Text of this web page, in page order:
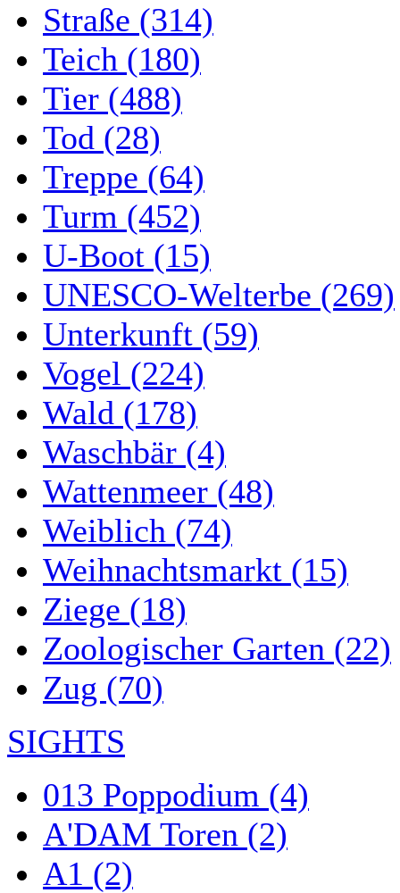
Straße (314)
Teich (180)
Tier (488)
Tod (28)
Treppe (64)
Turm (452)
U-Boot (15)
UNESCO-Welterbe (269)
Unterkunft (59)
Vogel (224)
Wald (178)
Waschbär (4)
Wattenmeer (48)
Weiblich (74)
Weihnachtsmarkt (15)
Ziege (18)
Zoologischer Garten (22)
Zug (70)
SIGHTS
013 Poppodium (4)
A'DAM Toren (2)
A1 (2)